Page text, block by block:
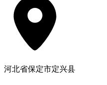
河北省保定市定兴县